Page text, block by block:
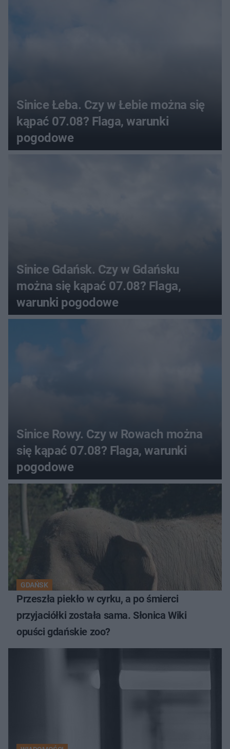
Sinice Łeba. Czy w Łebie można się
kąpać 07.08? Flaga, warunki
pogodowe
Sinice Gdańsk. Czy w Gdańsku
można się kąpać 07.08? Flaga,
warunki pogodowe
Sinice Rowy. Czy w Rowach można
się kąpać 07.08? Flaga, warunki
pogodowe
GDAŃSK
Przeszła piekło w cyrku, a po śmierci
przyjaciółki została sama. Słonica Wiki
opuści gdańskie zoo?